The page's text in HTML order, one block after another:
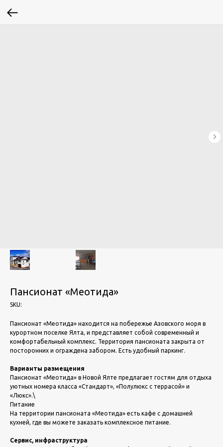
Пансионат «Меотида»
SKU:
Пансионат «Меотида» находится на побережье Азовского моря в
курортном поселке Ялта, и представляет собой современный и
комфортабельный комплекс. Территория пансионата закрыта от
посторонних и ограждена забором. Есть удобный паркинг.
Варианты размещения
Пансионат «Меотида» в Новой Ялте предлагает гостям для отдыха
уютных номера класса «Стандарт», «Полулюкс с террасой» и
«Люкс».\
Питание
На территории пансионата «Меотида» есть кафе с домашней
кухней, где вы можете заказать комплексное питание.
Сервис, инфраструктура